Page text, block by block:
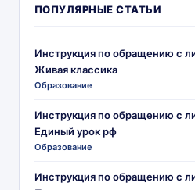
ПОПУЛЯРНЫЕ СТАТЬИ
Инструкция по обращению с
Живая классика
Образование
Инструкция по обращению с
Единый урок рф
Образование
Инструкция по обращению с